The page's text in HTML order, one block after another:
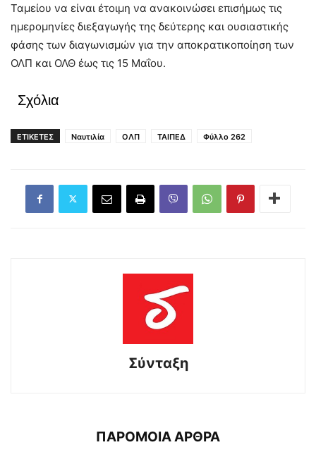
Ταμείου να είναι έτοιμη να ανακοινώσει επισήμως τις
ημερομηνίες διεξαγωγής της δεύτερης και ουσιαστικής
φάσης των διαγωνισμών για την αποκρατικοποίηση των
ΟΛΠ και ΟΛΘ έως τις 15 Μαΐου.
Σχόλια
ΕΤΙΚΕΤΕΣ Ναυτιλία ΟΛΠ ΤΑΙΠΕΔ Φύλλο 262
Σύνταξη
ΠΑΡΟΜΟΙΑ ΑΡΘΡΑ